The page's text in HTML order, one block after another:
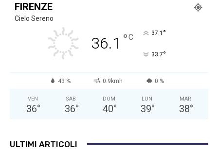
FIRENZE
Cielo Sereno
36.1 °C 37.1 °
33.7°
43 % 0.9kmh 0 %
VEN
36°
SAB
36°
DOM
40°
LUN
39°
MAR
38°
ULTIMI ARTICOLI